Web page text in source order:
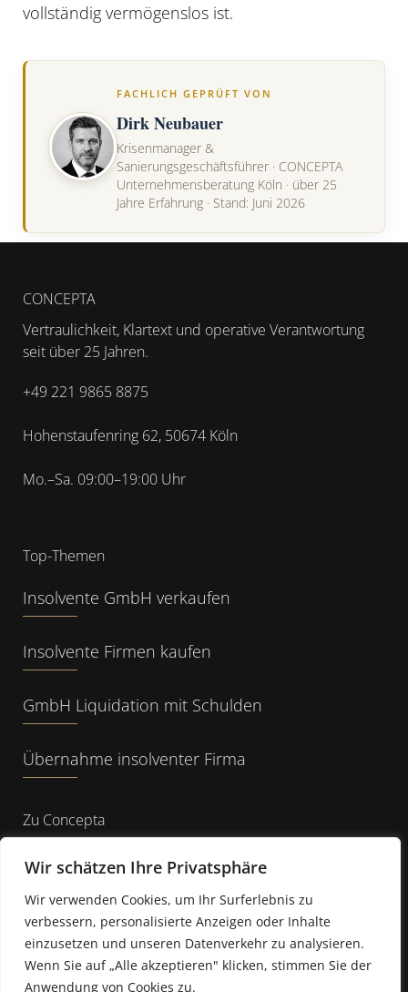
Wir schätzen Ihre Privatsphäre
Wir verwenden Cookies, um Ihr Surferlebnis zu
verbessern, personalisierte Anzeigen oder Inhalte
einzusetzen und unseren Datenverkehr zu analysieren.
Wenn Sie auf „Alle akzeptieren" klicken, stimmen Sie der
Anwendung von Cookies zu.
vollständig vermögenslos ist.
FACHLICH GEPRÜFT VON
Dirk Neubauer
Krisenmanager &
Sanierungsgeschäftsführer · CONCEPTA
Unternehmensberatung Köln · über 25
Jahre Erfahrung · Stand: Juni 2026
CONCEPTA
Vertraulichkeit, Klartext und operative Verantwortung
seit über 25 Jahren.
+49 221 9865 8875
Hohenstaufenring 62, 50674 Köln
Mo.–Sa. 09:00–19:00 Uhr
Top-Themen
Insolvente GmbH verkaufen
Insolvente Firmen kaufen
GmbH Liquidation mit Schulden
Übernahme insolventer Firma
Zu Concepta
FAQ
Über Concepta
Kontakt